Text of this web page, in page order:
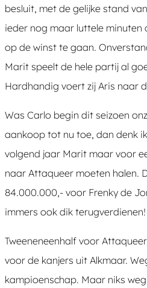
besluit, met de gelijke stand
ieder nog maar luttele minuten
op de winst te gaan.
Marit speelt de hele partij al
Hardhandig voert zij Aris naar
Was Carlo begin dit seizoen
aankoop tot nu toe, dan denk
volgend jaar Marit maar voor
naar Attaqueer moeten halen.
84.000.000,- voor Frenky de
immers ook dik terugverdienen!
Tweeneneenhalf voor
voor de kanjers uit Alkmaar.
kampioenschap. Maar niks